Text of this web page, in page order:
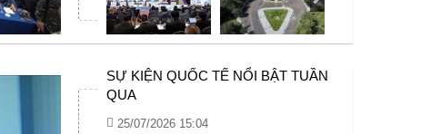
SỰ KIỆN QUỐC TẾ NỔI BẬT TUẦN
QUA
25/07/2026 15:04